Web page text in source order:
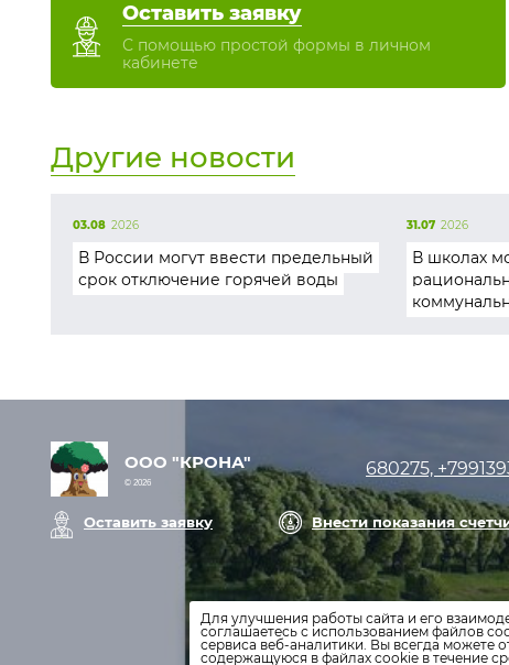
Оставить заявку
С помощью простой формы в личном
кабинете
Другие новости
03.08 2026
В России могут ввести предельный
срок отключение горячей воды
31.07 2026
В школах
ООО "КРОНА"
© 2026
680275,
Оставить заявку Внести показания
Для улучшения работы сайта и его
соглашаетесь с использованием файлов
сервиса веб-аналитики. Вы всегда можете
содержащуюся в файлах cookie в течение